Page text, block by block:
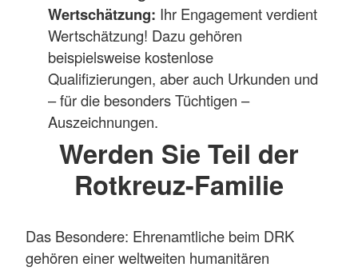
Wertschätzung: Ihr Engagement verdient
Wertschätzung! Dazu gehören
beispielsweise kostenlose
Qualifizierungen, aber auch Urkunden und
– für die besonders Tüchtigen –
Auszeichnungen.
Werden Sie Teil der
Rotkreuz-Familie
Das Besondere: Ehrenamtliche beim DRK
gehören einer weltweiten humanitären